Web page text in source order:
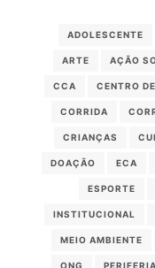
ADOLESCENTE
ARTE AÇÃO
CCA CENTRO
CORRIDA
CRIANÇAS
DOAÇÃO ECA
ESPORTE
INSTITUCIONAL
MEIO AMBIENTE
ONG PERIFERIA